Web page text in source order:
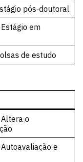
pós-doutoral
em
de estudo
o
e